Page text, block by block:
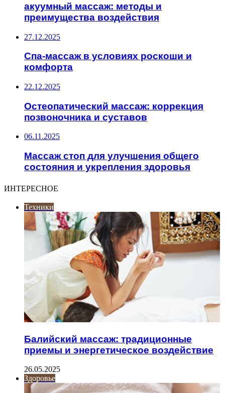
акуумный массаж: методы и
преимущества воздействия
27.12.2025
Спа-массаж в условиях роскоши и
комфорта
22.12.2025
Остеопатический массаж: коррекция
позвоночника и суставов
06.11.2025
Массаж стоп для улучшения общего
состояния и укрепления здоровья
ИНТЕРЕСНОЕ
Техники
Балийский массаж: традиционные
приемы и энергетическое воздействие
26.05.2025
Здоровье